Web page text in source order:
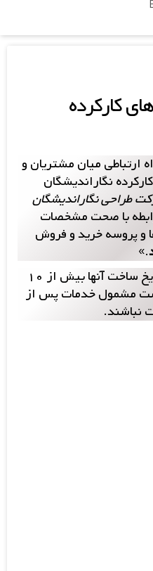
کارکرده
میان مشتریان و
نگاراندیشگان
طراحی نگار‌اندیشگان
با صحت مشخصات
و پروسه خرید و فروش
.»
: دستگاه‌هایی که از تاریخ ساخت آنها بیش از ۱۰
مشمول خدمات پس از